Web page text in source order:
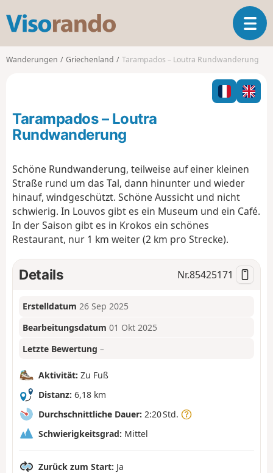
s
o
o
T
o
l
e
n
o
Wanderungen Griechenland Tarampados – Loutra Rundwanderung
Tarampados – Loutra
Rundwanderung
Schöne Rundwanderung, teilweise auf einer kleinen
Straße rund um das Tal, dann hinunter und wieder
hinauf, windgeschützt. Schöne Aussicht und nicht
schwierig. In Louvos gibt es ein Museum und ein Café.
In der Saison gibt es in Krokos ein schönes
Restaurant, nur 1 km weiter (2 km pro Strecke).
Details Nr.85425171
Erstelldatum 26 Sep 2025
Bearbeitungsdatum 01 Okt 2025
Letzte Bewertung –
Aktivität: Zu Fuß
Distanz: 6,18 km
Durchschnittliche Dauer: 2:20 Std.
Schwierigkeitsgrad: Mittel
Zurück zum Start: Ja